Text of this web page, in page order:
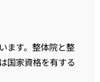
ます。整体院と整
国家資格を有する